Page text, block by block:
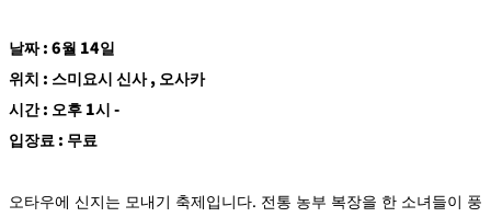
날짜 : 6월 14일
위치 : 스미요시 신사 , 오사카
시간 : 오후 1시 -
입장료 : 무료
오타우에 신지는 모내기 축제입니다. 전통 농부 복장을 한 소녀들이 풍